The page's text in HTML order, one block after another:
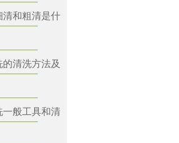
清和粗清是什
清洗方法及
一般工具和清